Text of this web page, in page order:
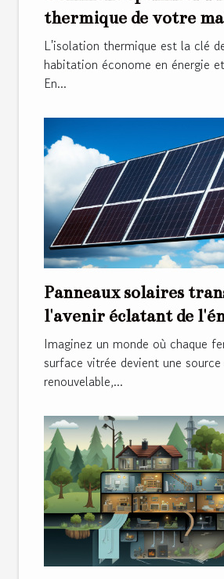
thermique de votre
une meilleure
énergétique
L'isolation thermique est la clé
habitation économe en énergie
En...
Panneaux solaires
l'avenir éclatant de
Imaginez un monde où chaque
surface vitrée devient une source
renouvelable,...